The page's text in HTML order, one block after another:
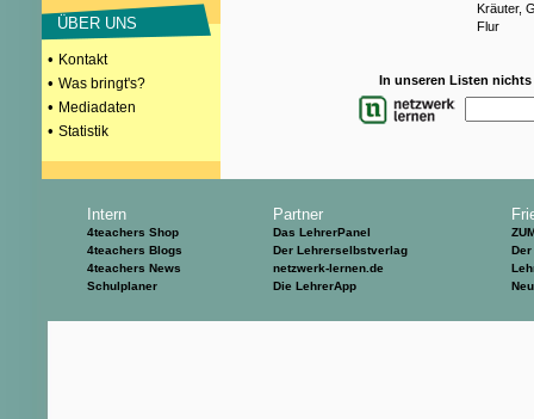
ÜBER UNS
• Kontakt
• Was bringt's?
• Mediadaten
• Statistik
Kräuter,
Flur
In unseren Listen
Intern
4teachers Shop
4teachers Blogs
4teachers News
Schulplaner
Partner
Das LehrerPanel
Der Lehrerselbstverlag
netzwerk-lernen.de
Die LehrerApp